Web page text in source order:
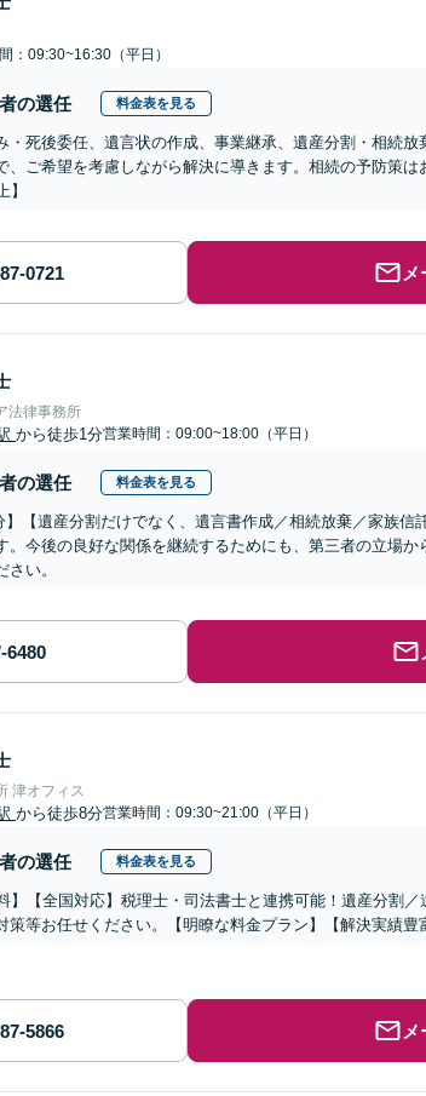
：09:30~16:30（平日）
の選任 料金表を見る
・死後委任、遺言状の作成、事業継承、遺産分割・相続
、ご希望を考慮しながら解決に導きます。相続の予防策は
】
法律事務所
から徒歩1分営業時間：09:00~18:00（平日）
の選任 料金表を見る
】【遺産分割だけでなく、遺言書作成／相続放棄／家族
。今後の良好な関係を継続するためにも、第三者の立場か
い。
津オフィス
から徒歩8分営業時間：09:30~21:00（平日）
の選任 料金表を見る
】【全国対応】税理士・司法書士と連携可能！遺産分割
策等お任せください。【明瞭な料金プラン】【解決実績豊